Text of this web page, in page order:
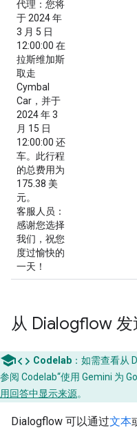
代理 ：您将
于 2024 年
3 月 5 日
12:00:00 在
拉斯维加斯
取走
Cymbal
Car，并于
2024 年 3
月 15 日
12:00:00 还
车。此行程
的总费用为
175.38 美
元。
客服人员 ：
感谢您选择
我们，祝您
度过愉快的
一天！
从 Dialogflow
code Codelab ：如需查看从
参阅 Codelab“使用 Gemini 为
用回答中显示来源。
Dialogflow 可以通过文本